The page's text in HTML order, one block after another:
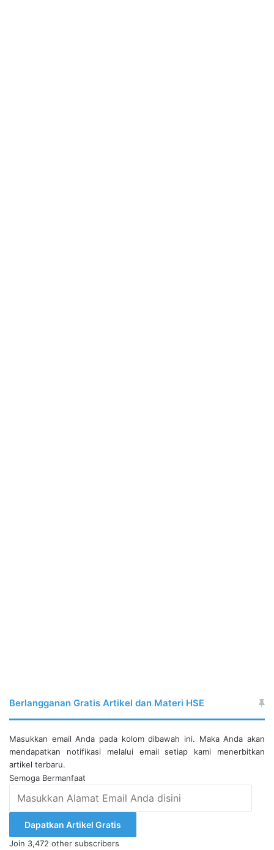
Berlangganan Gratis Artikel dan Materi HSE
Masukkan email Anda pada kolom dibawah ini. Maka Anda akan
mendapatkan notifikasi melalui email setiap kami menerbitkan
artikel terbaru.
Semoga Bermanfaat
Alamat
Anda
disini
Dapatkan Artikel Gratis
Join 3,472 other subscribers